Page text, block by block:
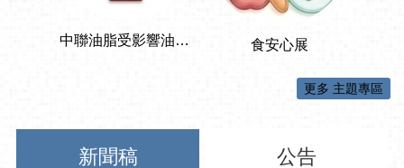
更多 主題專區
新聞稿 公告